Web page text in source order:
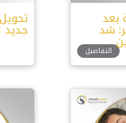
بعد
شد
التفاصيل